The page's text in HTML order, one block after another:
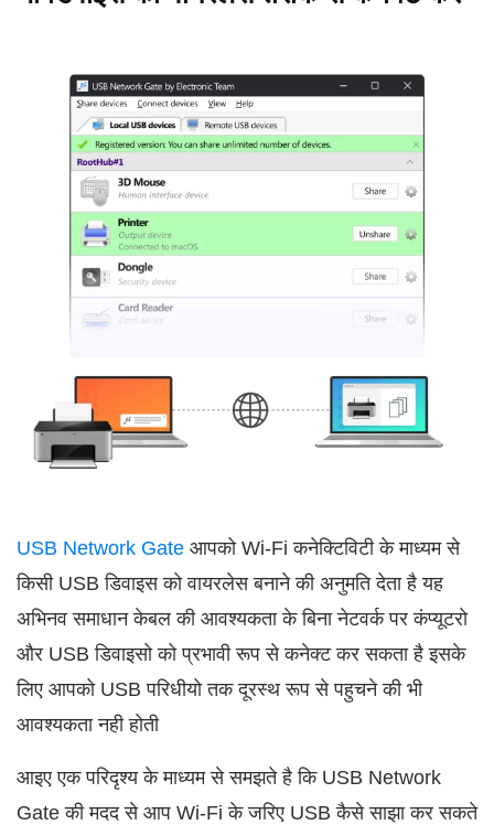
USB Network Gate आपको Wi‑Fi कनेक्टिविटी के माध्यम से
किसी USB डिवाइस को वायरलेस बनाने की अनुमति देता है यह
अभिनव समाधान केबल की आवश्यकता के बिना नेटवर्क पर कंप्यूटरो
और USB डिवाइसो को प्रभावी रूप से कनेक्ट कर सकता है इसके
लिए आपको USB परिधीयो तक दूरस्थ रूप से पहुचने की भी
आवश्यकता नही होती
आइए एक परिदृश्य के माध्यम से समझते है कि USB Network
Gate की मदद से आप Wi‑Fi के जरिए USB कैसे साझा कर सकते